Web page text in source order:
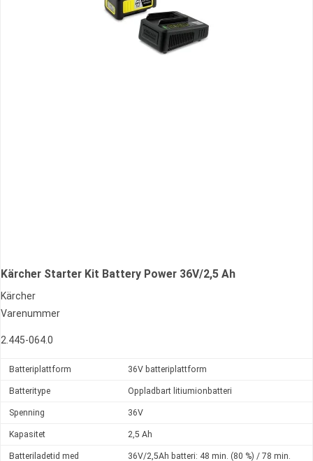
Kärcher Starter Kit Battery Power 36V/2,5 Ah
Kärcher
Varenummer
2.445-064.0
Batteriplattform 36V batteriplattform
Batteritype Oppladbart litiumionbatteri
Spenning 36V
Kapasitet 2,5 Ah
Batteriladetid med
36V/2,5Ah batteri: 48 min. (80 %) / 78 min.